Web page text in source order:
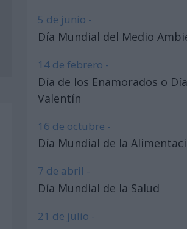
5 de junio -
Día Mundial del Medio
14 de febrero -
Día de los Enamorados o
Valentín
16 de octubre -
Día Mundial de la
7 de abril -
Día Mundial de la Salud
21 de julio -